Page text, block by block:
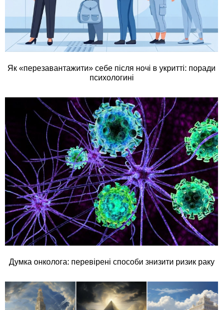
Як «перезавантажити» себе після ночі в укритті: поради
психологині
Думка онколога: перевірені способи знизити ризик раку